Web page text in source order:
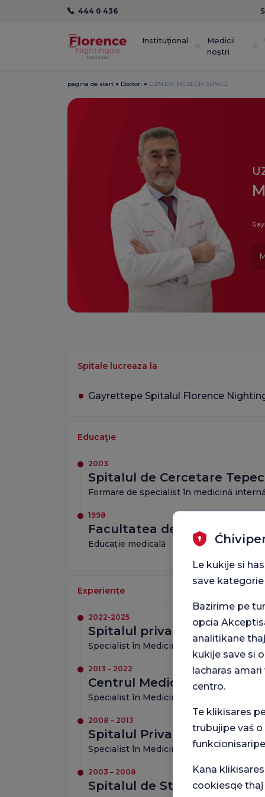
444 0 436
Instituţional
Medicii
noștri
pagina de start Doctori UZM.DR. MÜSLÜM SÜNGÜ
Spitale lucreaza la
Gayrettepe Spitalul Florence
Educaţie
2003
Spitalul de Cercetare
Formare de specialist în medicină internă
1998
Facultatea de Medicină a
Educație medicală
Experiențe
2022-2025
Spitalul privat Medipol
Specialist în Medicină Internă
2013 – 2022
Centrul Medical Privat Aliağa
Specialist în Medicină Internă
2008 – 2013
Spitalul Privat Sada din
Specialist în Medicină Internă
2003 – 2008
Spitalul de Stat Simav
Le kukije si
save
Bazirime pe
opcia
analitikane
kukije save si
lacharas
centro.
Te klikisares
trubujipe vaś
Kana
cookiesqe thaj